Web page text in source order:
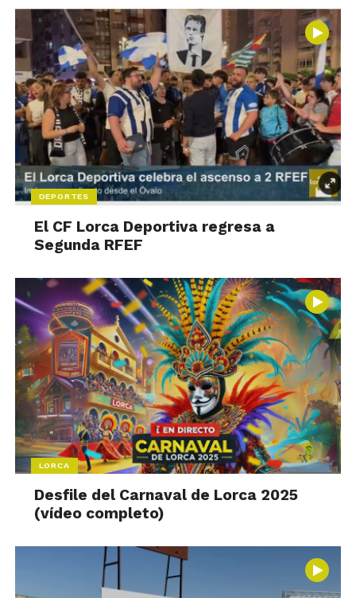
DEPORTES
El CF Lorca Deportiva regresa a
Segunda RFEF
LORCA
Desfile del Carnaval de Lorca 2025
(vídeo completo)